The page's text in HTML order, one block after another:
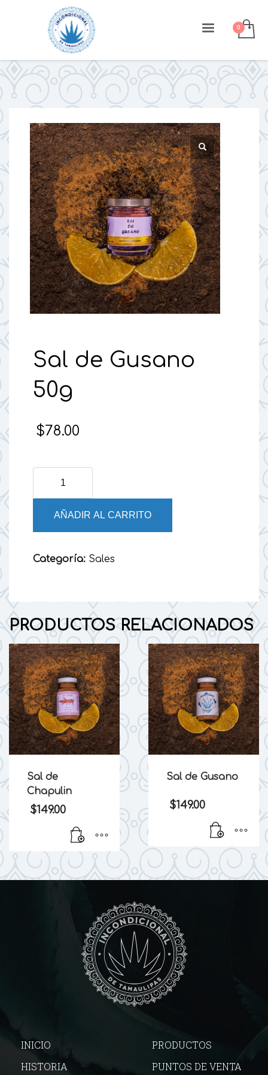
Sal de Gusano
50g
$78.00
Gusano
AÑADIR AL CARRITO
Categoría: Sales
PRODUCTOS RELACIONADOS
Sal de
Chapulin
$149.00
Sal de Gusano
$149.00
INICIO
PRODUCTOS
HISTORIA
PUNTOS DE VENTA